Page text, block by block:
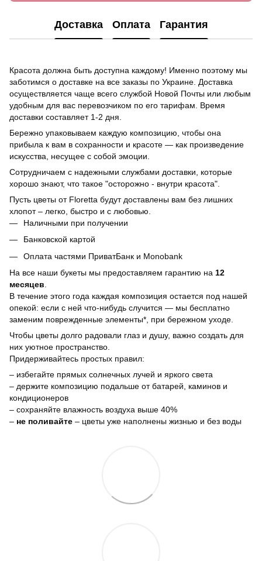
Доставка Оплата Гарантия
Красота должна быть доступна каждому! Именно поэтому мы
заботимся о доставке на все заказы по Украине. Доставка
осуществляется чаще всего службой Новой Почты или любым
удобным для вас перевозчиком по его тарифам. Время
доставки составляет 1-2 дня.
Бережно упаковываем каждую композицию, чтобы она
прибыла к вам в сохранности и красоте — как произведение
искусства, несущее с собой эмоции.
Сотрудничаем с надежными службами доставки, которые
хорошо знают, что такое "осторожно - внутри красота".
Пусть цветы от Floretta будут доставлены вам без лишних
хлопот – легко, быстро и с любовью.
Наличными при получении
Банковской картой
Оплата частями ПриватБанк и Monobank
На все наши букеты мы предоставляем гарантию на 12
месяцев
В течение этого года каждая композиция остается под нашей
опекой: если с ней что-нибудь случится — мы бесплатно
заменим поврежденные элементы*, при бережном уходе.
Чтобы цветы долго радовали глаз и душу, важно создать для
них уютное пространство.
Придерживайтесь простых правил:
– избегайте прямых солнечных лучей и яркого света
– держите композицию подальше от батарей, каминов и
кондиционеров
– сохраняйте влажность воздуха выше 40%
– не поливайте – цветы уже наполнены жизнью и без воды